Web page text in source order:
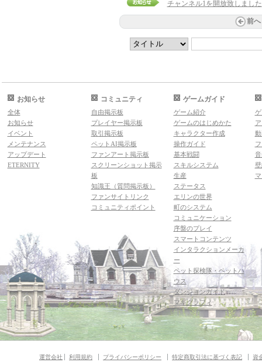
チャンネル1を開放致しました
前へ
お知らせ
全体
お知らせ
イベント
メンテナンス
アップデート
ETERNITY
コミュニティ
自由掲示板
プレイヤー掲示板
取引掲示板
ペットAI掲示板
ファンアート掲示板
スクリーンショット掲示
板
知識王（質問掲示板）
ファンサイトリンク
コミュニティポイント
ゲームガイド
ゲーム紹介
ゲームのはじめかた
キャラクター作成
操作ガイド
基本戦闘
スキルシステム
生産
ステータス
エリンの世界
町のシステム
コミュニケーション
序盤のプレイ
スマートコンテンツ
インタラクションメーカ
ー
ペット探検隊・ペットハ
ウス
ダンジョンガイド
マギグラフィ
運営会社 利用規約 プライバシーポリシー 特定商取引法に基づく表記 資